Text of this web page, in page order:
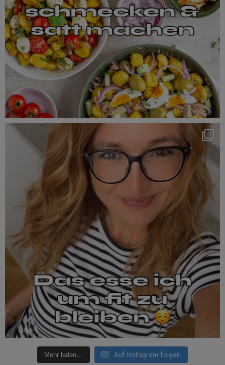
Mehr laden… Auf Instagram folgen